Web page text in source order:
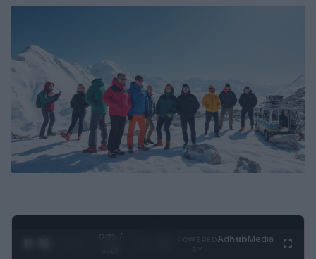
0:26 /
AdhubMedia